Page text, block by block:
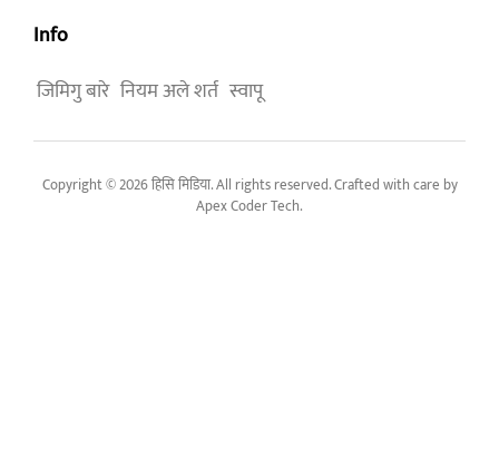
Info
जिमिगु बारे नियम अले शर्त स्वापू
Copyright © 2026 हिसि मिडिया. All rights reserved. Crafted with care by
Apex Coder Tech.